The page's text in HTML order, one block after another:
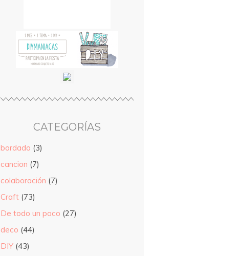
CATEGORÍAS
bordado (3)
cancion (7)
colaboración (7)
Craft (73)
De todo un poco (27)
deco (44)
DIY (43)